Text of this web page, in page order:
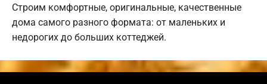
Строим комфортные, оригинальные, качественные
дома самого разного формата: от маленьких и
недорогих до больших коттеджей.